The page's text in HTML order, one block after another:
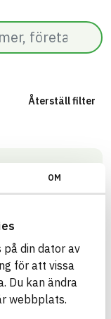
OM
din dator av
för att vissa
Du kan ändra
webbplats.
Återställ filter
Information finns